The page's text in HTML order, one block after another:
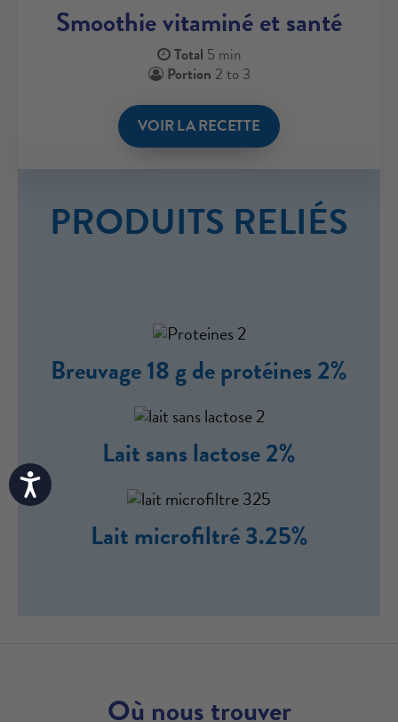
Accessibility
Smoothie vitaminé et santé
Total 5 min
Portion 2 to 3
VOIR LA RECETTE
PRODUITS RELIÉS
Breuvage 18 g de protéines 2%
Lait sans lactose 2%
Lait microfiltré 3.25%
Où nous trouver